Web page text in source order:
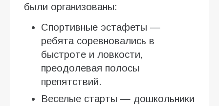
были организованы:
Спортивные эстафеты —
ребята соревновались в
быстроте и ловкости,
преодолевая полосы
препятствий.
Веселые старты — дошкольники